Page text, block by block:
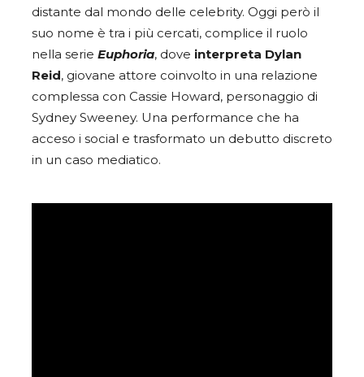
distante dal mondo delle celebrity. Oggi però il
suo nome è tra i più cercati, complice il ruolo
nella serie Euphoria, dove interpreta Dylan
Reid, giovane attore coinvolto in una relazione
complessa con Cassie Howard, personaggio di
Sydney Sweeney. Una performance che ha
acceso i social e trasformato un debutto discreto
in un caso mediatico.